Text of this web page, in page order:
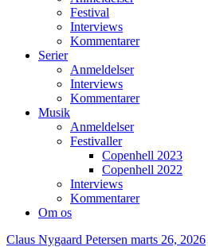
Festival
Interviews
Kommentarer
Serier
Anmeldelser
Interviews
Kommentarer
Musik
Anmeldelser
Festivaller
Copenhell 2023
Copenhell 2022
Interviews
Kommentarer
Om os
Claus Nygaard Petersen marts 26, 2026